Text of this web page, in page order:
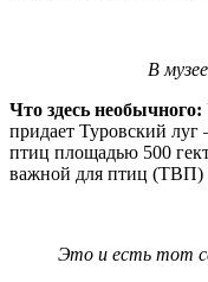
В
Что здесь необычного:
придает Туровский луг
птиц площадью 500
важной для птиц (ТВП)
Это и есть тот